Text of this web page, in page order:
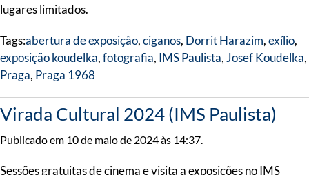
lugares limitados.
Tags:abertura de exposição,ciganos, Dorrit Harazim,exílio,
exposição koudelka,fotografia, IMS Paulista, Josef Koudelka,
Praga, Praga 1968
Virada Cultural 2024 (IMS Paulista)
Publicado em 10 de maio de 2024 às 14:37.
Sessões gratuitas de cinema e visita a exposições no IMS